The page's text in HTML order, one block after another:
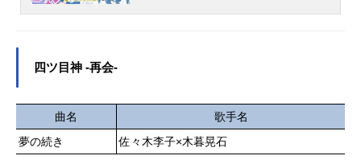
四ツ目神 -再会-
曲名
歌手名
夢の続き
佐々木李子×木暮晃石